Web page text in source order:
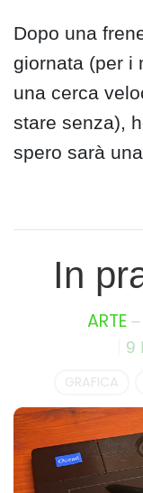
Dopo una
giornata (per i
una cerca
stare senza),
spero sarà
In
ARTE–
9
GRAFICA